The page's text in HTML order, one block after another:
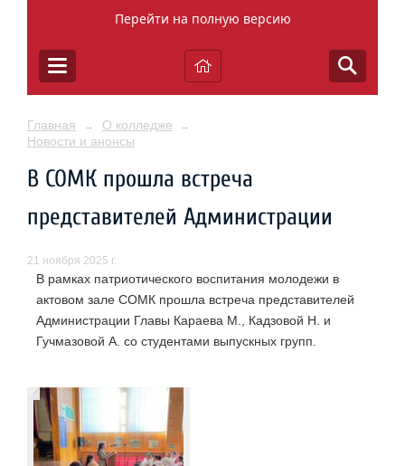
Перейти на полную версию
Главная → О колледже →
Новости и анонсы
В СОМК прошла встреча
представителей Администрации
21 ноября 2025 г.
В рамках патриотического воспитания молодежи в
актовом зале СОМК прошла встреча представителей
Администрации Главы Караева М., Кадзовой Н. и
Гучмазовой А. со студентами выпускных групп.